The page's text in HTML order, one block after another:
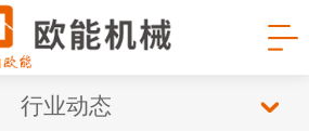
行业动态